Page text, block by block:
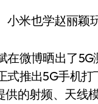
微博晒出了5G
式推出5G手机
供的射频、天线